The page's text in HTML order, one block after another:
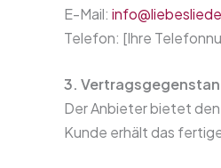
E-Mail:
Telefon: [Ihre
3.
Der Anbieter bietet den
Kunde erhält das